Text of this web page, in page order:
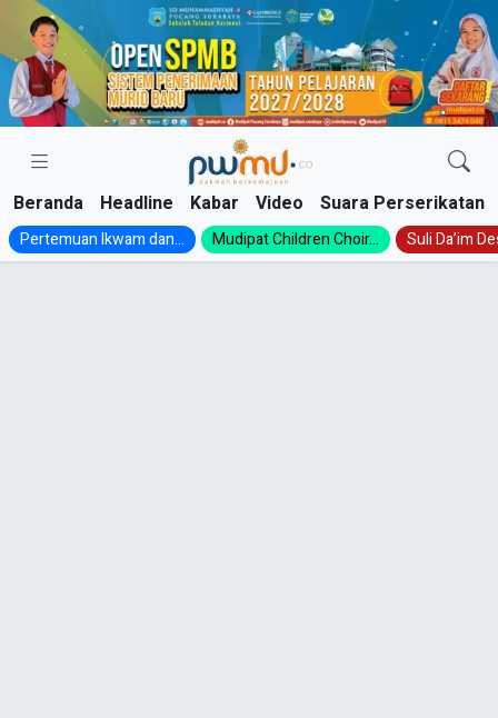
Skip
content
Beranda Headline Kabar Video Suara Perserikatan
Pertemuan Ikwam dan... Mudipat Children Choir... Suli Da’im